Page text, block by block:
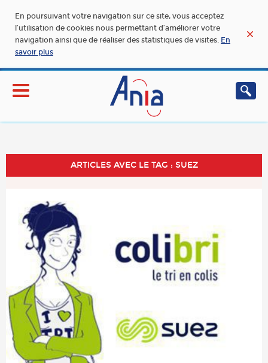
En poursuivant votre navigation sur ce site, vous acceptez
l’utilisation de cookies nous permettant d’améliorer votre
navigation ainsi que de réaliser des statistiques de visites. En
savoir plus
ARTICLES AVEC LE TAG : SUEZ